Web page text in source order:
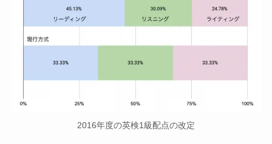
2016年度の英検1級配点の改定